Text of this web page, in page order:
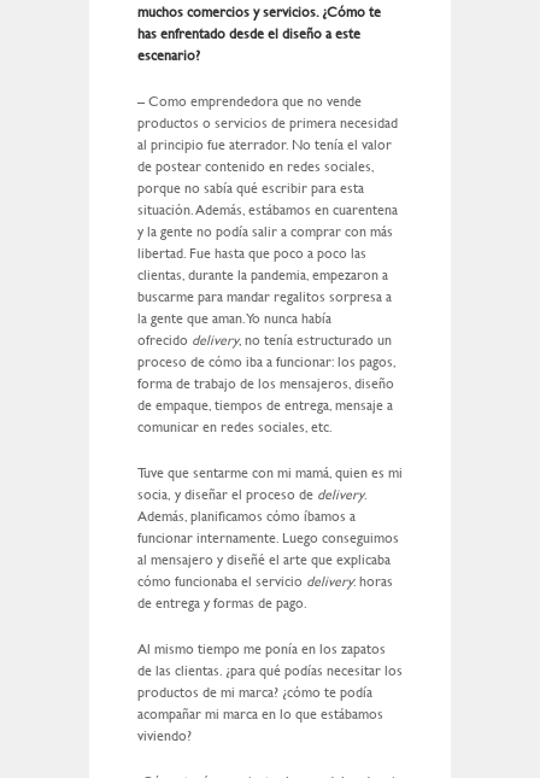
muchos comercios y servicios. ¿Cómo te
has enfrentado desde el diseño a este
escenario?
– Como emprendedora que no vende
productos o servicios de primera necesidad
al principio fue aterrador. No tenía el valor
de postear contenido en redes sociales,
porque no sabía qué escribir para esta
situación. Además, estábamos en cuarentena
y la gente no podía salir a comprar con más
libertad. Fue hasta que poco a poco las
clientas, durante la pandemia, empezaron a
buscarme para mandar regalitos sorpresa a
la gente que aman. Yo nunca había
ofrecido delivery, no tenía estructurado un
proceso de cómo iba a funcionar: los pagos,
forma de trabajo de los mensajeros, diseño
de empaque, tiempos de entrega, mensaje a
comunicar en redes sociales, etc.
Tuve que sentarme con mi mamá, quien es mi
socia, y diseñar el proceso de delivery.
Además, planificamos cómo íbamos a
funcionar internamente. Luego conseguimos
al mensajero y diseñé el arte que explicaba
cómo funcionaba el servicio delivery: horas
de entrega y formas de pago.
Al mismo tiempo me ponía en los zapatos
de las clientas. ¿para qué podías necesitar los
productos de mi marca? ¿cómo te podía
acompañar mi marca en lo que estábamos
viviendo?